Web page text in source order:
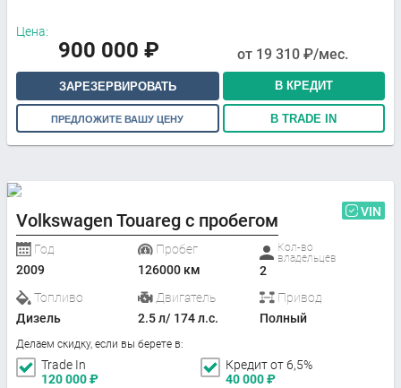
Цена:
900 000 ₽ от 19 310 ₽/мес.
ЗАРЕЗЕРВИРОВАТЬ В КРЕДИТ
ПРЕДЛОЖИТЕ ВАШУ ЦЕНУ В TRADE IN
Volkswagen Touareg с пробегом VIN
Год
2009
Пробег
126000 км
Кол-во
владельцев
2
Топливо
Дизель
Двигатель
2.5 л/ 174 л.с.
Привод
Полный
Делаем скидку, если вы берете в:
Trade In
120 000₽
Кредит от 6,5%
40 000₽